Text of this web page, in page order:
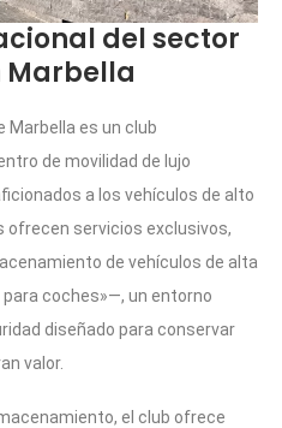
del sector
Marbella
Marbella es un club
de movilidad de lujo
a los vehículos de alto
ofrecen servicios exclusivos,
de vehículos de alta
coches»—, un entorno
diseñado para conservar
valor.
el club ofrece